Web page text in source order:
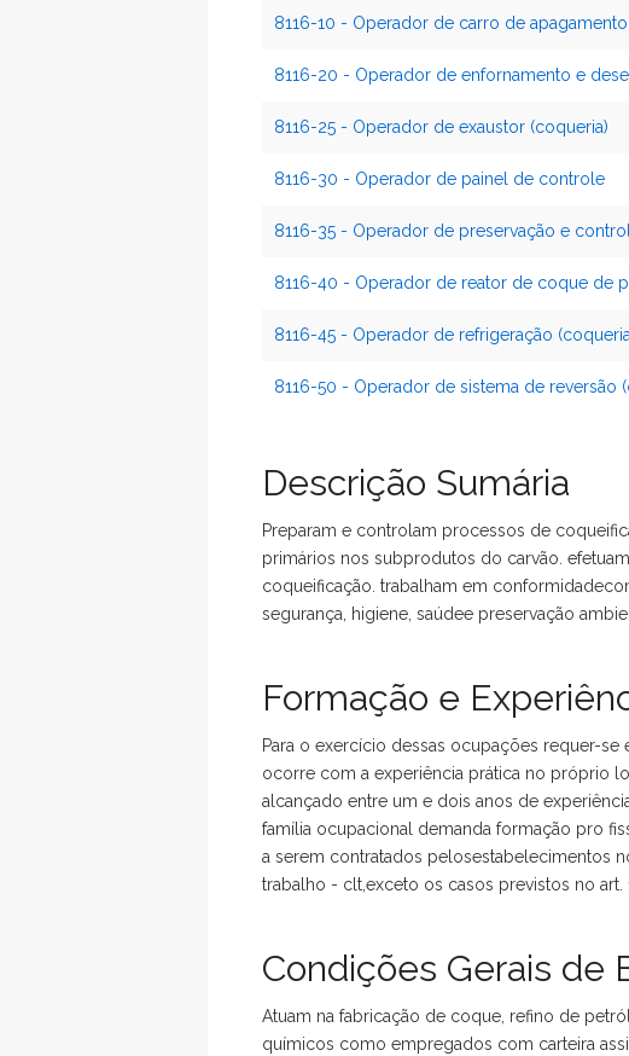
8116-10 - Operador de carro de
8116-20 - Operador de enfornamento e
8116-25 - Operador de exaustor (coqueria)
8116-30 - Operador de painel de controle
8116-35 - Operador de preservação e
8116-40 - Operador de reator de coque de
8116-45 - Operador de refrigeração
8116-50 - Operador de sistema de reversão
Descrição Sumária
Preparam e controlam processos de
primários nos subprodutos do carvão.
coqueificação. trabalham em
segurança, higiene, saúdee preservação
Formação e
Para o exercício dessas ocupações requer-
ocorre com a experiência prática no próprio
alcançado entre um e dois anos de
família ocupacional demanda formação pro
a serem contratados pelosestabelecimentos
trabalho - clt,exceto os casos previstos no
Condições Gerais de
Atuam na fabricação de coque, refino de
químicos como empregados com carteira